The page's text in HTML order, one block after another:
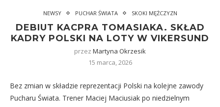
NEWSY PUCHAR ŚWIATA SKOKI MĘŻCZYZN
DEBIUT KACPRA TOMASIAKA. SKŁAD
KADRY POLSKI NA LOTY W VIKERSUND
przez Martyna Okrzesik
15 marca, 2026
Bez zmian w składzie reprezentacji Polski na kolejne zawody
Pucharu Świata. Trener Maciej Maciusiak po niedzielnym